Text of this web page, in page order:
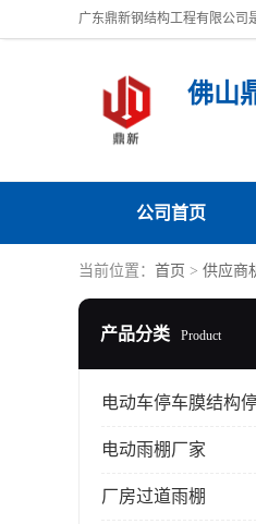
佛山
公司首页
当前位置： 首页 > 供应商
产品分类 Product
电动雨棚厂家
厂房过道雨棚